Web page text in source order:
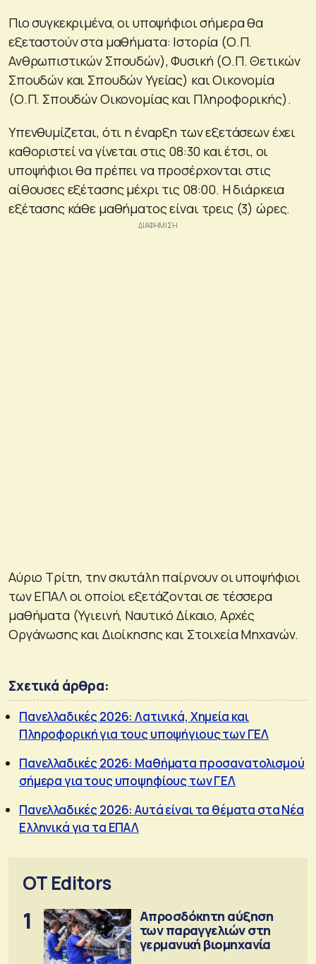
Πιο συγκεκριμένα, οι υποψήφιοι σήμερα θα
εξεταστούν στα μαθήματα: Ιστορία (Ο.Π.
Ανθρωπιστικών Σπουδών), Φυσική (Ο.Π. Θετικών
Σπουδών και Σπουδών Υγείας) και Οικονομία
(Ο.Π. Σπουδών Οικονομίας και Πληροφορικής).
Υπενθυμίζεται, ότι η έναρξη των εξετάσεων έχει
καθοριστεί να γίνεται στις 08:30 και έτσι, οι
υποψήφιοι θα πρέπει να προσέρχονται στις
αίθουσες εξέτασης μέχρι τις 08:00. Η διάρκεια
εξέτασης κάθε μαθήματος είναι τρεις (3) ώρες.
Αύριο Τρίτη, την σκυτάλη παίρνουν οι υποψήφιοι
των ΕΠΑΛ οι οποίοι εξετάζονται σε τέσσερα
μαθήματα (Υγιεινή, Ναυτικό Δίκαιο, Αρχές
Οργάνωσης και Διοίκησης και Στοιχεία Μηχανών.
Σχετικά άρθρα:
Πανελλαδικές 2026: Λατινικά, Χημεία και
Πληροφορική για τους υποψήγιους των ΓΕΛ
Πανελλαδικές 2026: Mαθήματα προσανατολισμού
σήμερα για τους υποψηφίους των ΓΕΛ
Πανελλαδικές 2026: Αυτά είναι τα θέματα στα Νέα
Ελληνικά για τα ΕΠΑΛ
OT Editors
1
Απροσδόκητη αύξηση
των παραγγελιών στη
γερμανική βιομηχανία